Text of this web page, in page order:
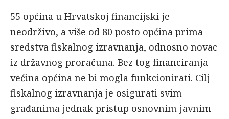
55 općina u Hrvatskoj financijski je
neodrživo, a više od 80 posto općina prima
sredstva fiskalnog izravnanja, odnosno novac
iz državnog proračuna. Bez tog financiranja
većina općina ne bi mogla funkcionirati. Cilj
fiskalnog izravnanja je osigurati svim
građanima jednak pristup osnovnim javnim